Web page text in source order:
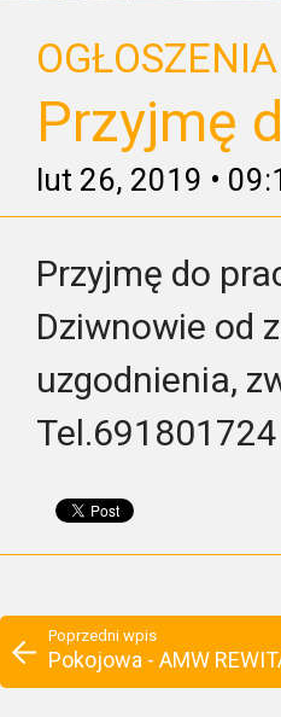
OGŁOSZENIA
Przyjmę
lut 26, 2019 •
Przyjmę do
Dziwnowie od
uzgodnienia,
Tel.691801724
Poprzedni wpis
Pokojowa - AMW